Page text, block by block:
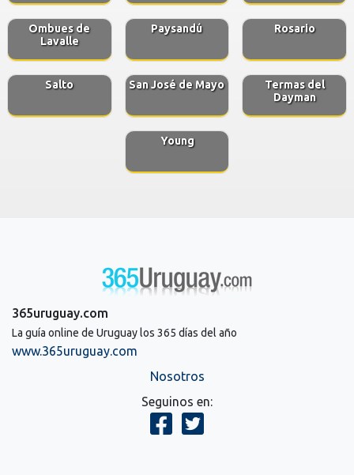
Ombues de
Lavalle
Paysandú Rosario
Salto San José de Mayo
Termas del
Dayman
Young
365uruguay.com
La guía online de Uruguay los 365 días del año
www.365uruguay.com
Nosotros
Seguinos en: